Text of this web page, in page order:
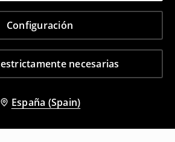
necesarias
Configuración
España (Spain)